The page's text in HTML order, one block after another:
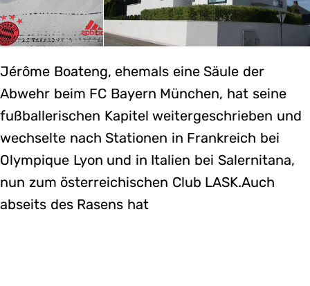
Jérôme Boateng, ehemals eine Säule der
Abwehr beim FC Bayern München, hat seine
fußballerischen Kapitel weitergeschrieben und
wechselte nach Stationen in Frankreich bei
Olympique Lyon und in Italien bei Salernitana,
nun zum österreichischen Club LASK.Auch
abseits des Rasens hat